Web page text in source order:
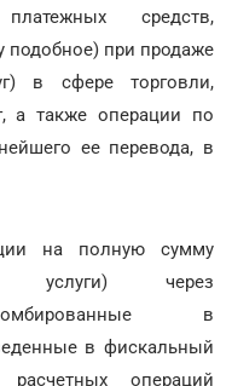
средств,
подобное) при продаже
в сфере торговли,
а также операции по
ее перевода, в
на полную сумму
услуги) через
в
в фискальный
операций